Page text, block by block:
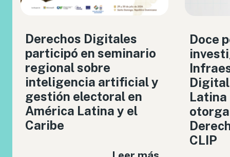
Derechos Digitales
participó en seminario
regional sobre
inteligencia artificial y
gestión electoral en
América Latina y el
Caribe
Doce
Latina
CLIP